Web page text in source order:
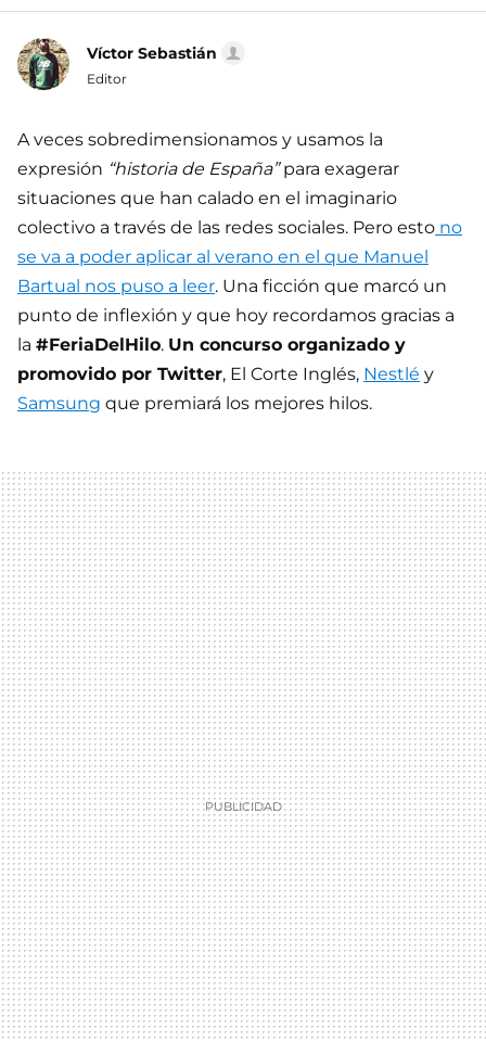
Víctor Sebastián
Editor
A veces sobredimensionamos y usamos la
expresión “historia de España”para exagerar
situaciones que han calado en el imaginario
colectivo a través de las redes sociales. Pero esto no
se va a poder aplicar al verano en el que Manuel
Bartual nos puso a leer. Una ficción que marcó un
punto de inflexión y que hoy recordamos gracias a
la #FeriaDelHilo. Un concurso organizado y
promovido por Twitter, El Corte Inglés, Nestlé y
Samsung que premiará los mejores hilos.